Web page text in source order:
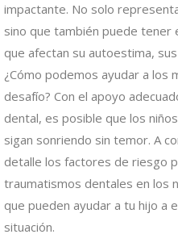
impactante. No solo
sino que también puede
que afectan su autoestima,
¿Cómo podemos ayudar a los
desafío? Con el apoyo
dental, es posible que los
sigan sonriendo sin temor. A
detalle los factores de riesgo
traumatismos dentales en los
que pueden ayudar a tu hijo a
situación.